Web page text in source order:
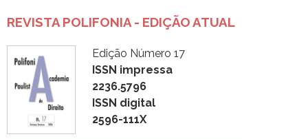
REVISTA POLIFONIA - EDIÇÃO ATUAL
Edição Número 17
ISSN impressa
2236.5796
ISSN digital
2596-111X